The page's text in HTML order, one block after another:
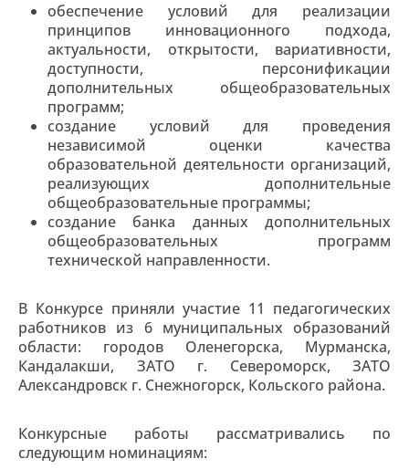
обеспечение условий для реализации
принципов инновационного подхода,
актуальности, открытости, вариативности,
доступности, персонификации
дополнительных общеобразовательных
программ;
создание условий для проведения
независимой оценки качества
образовательной деятельности организаций,
реализующих дополнительные
общеобразовательные программы;
создание банка данных дополнительных
общеобразовательных программ
технической направленности.
В Конкурсе приняли участие 11 педагогических
работников из 6 муниципальных образований
области: городов Оленегорска, Мурманска,
Кандалакши, ЗАТО г. Североморск, ЗАТО
Александровск г. Снежногорск, Кольского района.
Конкурсные работы рассматривались по
следующим номинациям: